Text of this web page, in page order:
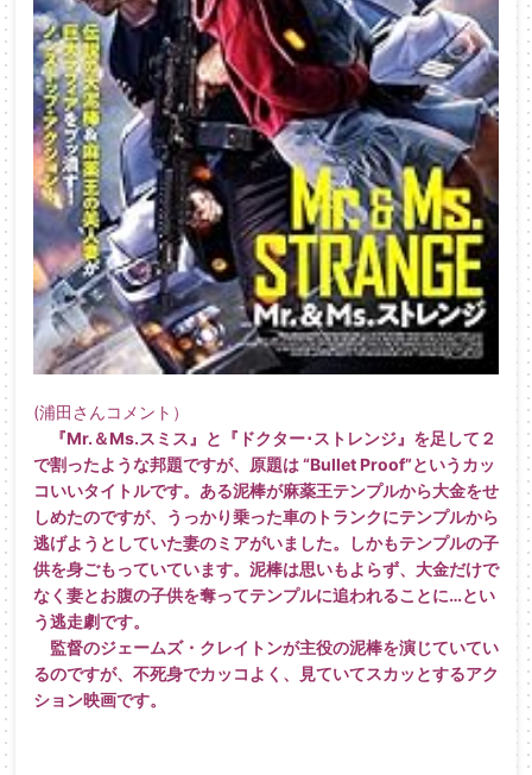
(浦田さんコメント）
『Mr.＆Ms.スミス』と『ドクター･ストレンジ』を足して２
で割ったような邦題ですが、原題は “Bullet Proof”というカッ
コいいタイトルです。ある泥棒が麻薬王テンプルから大金をせ
しめたのですが、うっかり乗った車のトランクにテンプルから
逃げようとしていた妻のミアがいました。しかもテンプルの子
供を身ごもっていています。泥棒は思いもよらず、大金だけで
なく妻とお腹の子供を奪ってテンプルに追われることに…とい
う逃走劇です。
監督のジェームズ・クレイトンが主役の泥棒を演じていてい
るのですが、不死身でカッコよく、見ていてスカッとするアク
ション映画です。